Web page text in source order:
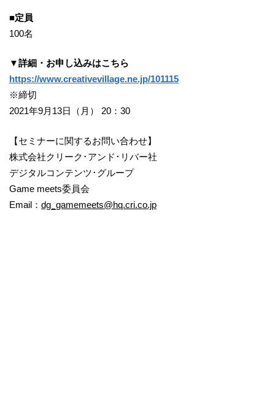
■定員
100名
▼詳細・お申し込みはこちら
https://www.creativevillage.ne.jp/101115
※締切
2021年9月13日（月） 20：30
【セミナーに関するお問い合わせ】
株式会社クリーク･アンド･リバー社
デジタルコンテンツ･グループ
Game meets委員会
Email： dg_gamemeets@hq.cri.co.jp